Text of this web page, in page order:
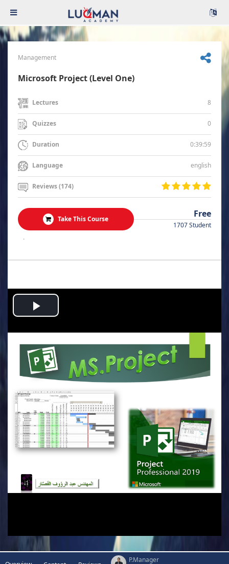
Management
Microsoft Project (Level One)
Lectures 8
Quizzes 0
Duration 0:39:59
Language english
Reviews (174)
Take This Course Free
1707 Student
.
Play
Video
P.Manager